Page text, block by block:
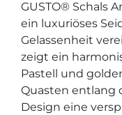
GUSTO® Schals
ein luxuriöses
Gelassenheit
zeigt ein
Pastell und
Quasten entlang
Design eine